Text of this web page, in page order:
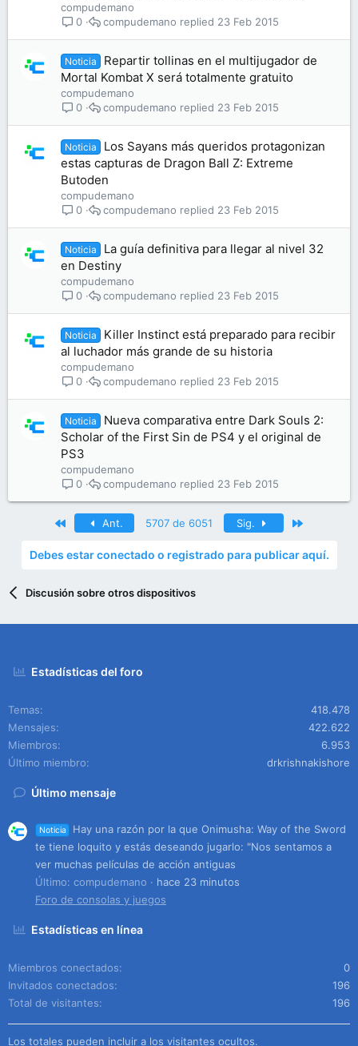
compudemano
0
23 Feb 2015
compudemano
Noticia
Repartir tollinas en el multijugador de
Mortal Kombat X será totalmente gratuito
compudemano
0
23 Feb 2015
compudemano
Noticia
Los Sayans más queridos protagonizan
estas capturas de Dragon Ball Z: Extreme
Butoden
compudemano
0
23 Feb 2015
compudemano
Noticia
La guía definitiva para llegar al nivel 32
en Destiny
compudemano
0
23 Feb 2015
compudemano
Noticia
Killer Instinct está preparado para recibir
al luchador más grande de su historia
compudemano
0
23 Feb 2015
compudemano
Noticia
Nueva comparativa entre Dark Souls 2:
Scholar of the First Sin de PS4 y el original de
PS3
compudemano
0
23 Feb 2015
compudemano
PrimeroAnt. 5707 de 6051 Sig.
Debes estar conectado o registrado para publicar aquí.
Discusión sobre otros dispositivos
Estadísticas del foro
Temas
418.478
Mensajes
422.622
Miembros
6.953
Último miembro
drkrishnakishore
Último mensaje
Noticia
Hay una razón por la que Onimusha: Way of the Sword
te tiene loquito y estás deseando jugarlo: "Nos sentamos a
ver muchas películas de acción antiguas
Último: compudemano
hace 23 minutos
Foro de consolas y juegos
Estadísticas en línea
Miembros conectados
0
Invitados conectados
196
Total de visitantes
196
Los totales pueden incluir a los visitantes ocultos.